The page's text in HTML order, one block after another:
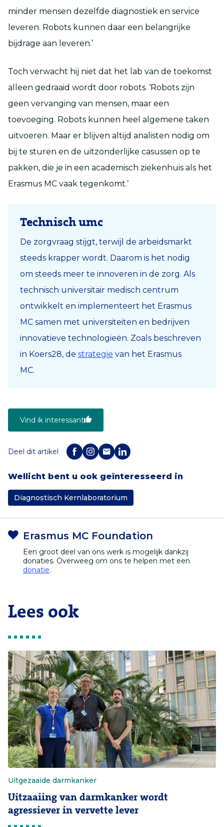
minder mensen dezelfde diagnostiek en service
leveren. Robots kunnen daar een belangrijke
bijdrage aan leveren.’
Toch verwacht hij niet dat het lab van de toekomst
alleen gedraaid wordt door robots. ‘Robots zijn
geen vervanging van mensen, maar een
toevoeging. Robots kunnen heel algemene taken
uitvoeren. Maar er blijven altijd analisten nodig om
bij te sturen en de uitzonderlijke casussen op te
pakken, die je in een academisch ziekenhuis als het
Erasmus MC vaak tegenkomt.’
Technisch umc
De zorgvraag stijgt, terwijl de arbeidsmarkt
steeds krapper wordt. Daarom is het nodig
om steeds meer te innoveren in de zorg. Als
technisch universitair medisch centrum
ontwikkelt en implementeert het Erasmus
MC samen met universiteiten en bedrijven
innovatieve technologieën. Zoals beschreven
in Koers28, de strategie van het Erasmus
MC.
Vind ik interessant
Deel dit artikel
Wellicht bent u ook geïnteresseerd in
Diagnostisch Kernlaboratorium
Erasmus MC Foundation
Een groot deel van ons werk is mogelijk dankzij
donaties. Overweeg om ons te helpen met een
donatie.
Lees ook
Uitgezaaide darmkanker
Uitzaaiing van darmkanker wordt
agressiever in vervette lever